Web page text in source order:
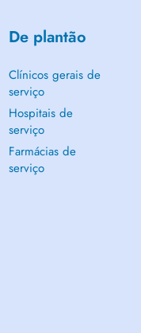
De plantão
Clínicos gerais de
serviço
Hospitais de
serviço
Farmácias de
serviço